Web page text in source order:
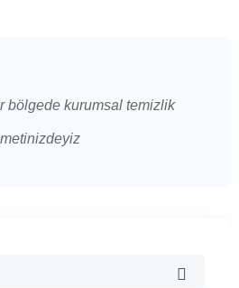
bölgede kurumsal temizlik